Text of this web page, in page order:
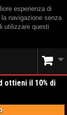
esperienza di
navigazione senza
utilizzare questi
ottieni il 10% di